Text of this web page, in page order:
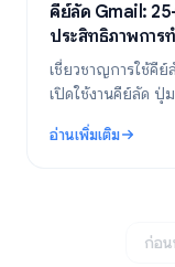
คีย์ลัด Gmail:
ประสิทธิภาพการ
เชี่ยวชาญการใช้คี
เปิดใช้งานคีย์ลัด ปุ่
อ่านเพิ่มเติม
: คีย์ลัด Gmail: 25+
ก่อ